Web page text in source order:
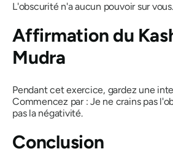
L'obscurité n'a aucun pouvoir sur vous.
Affirmation du
Mudra
Pendant cet exercice, gardez une
Commencez par : Je ne crains pas
pas la négativité.
Conclusion